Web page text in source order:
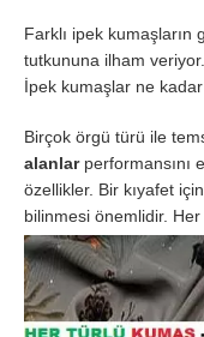
Farklı ipek kumaşların
tutkununa ilham
İpek kumaşlar ne
Birçok örgü türü ile
alanlarperformansını
özellikler. Bir kıyafet
bilinmesi önemlidir.